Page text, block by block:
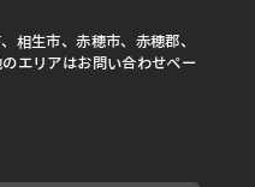
相生市、赤穂市、赤穂郡、
エリアはお問い合わせペー